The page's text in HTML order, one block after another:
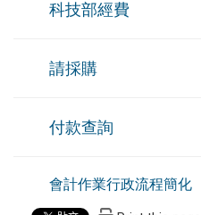
科技部經費
請採購
付款查詢
會計作業行政流程簡化